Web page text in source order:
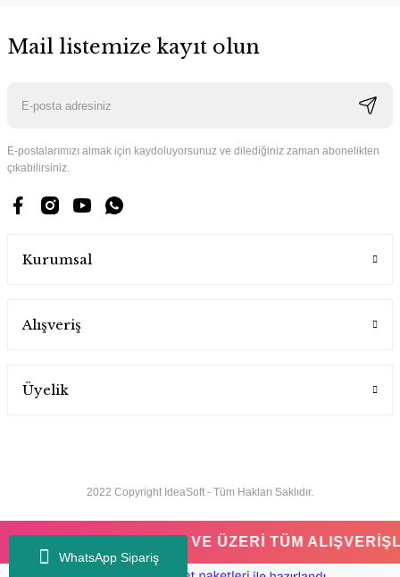
WhatsApp Sipariş
Mail listemize kayıt olun
E-postalarımızı almak için kaydoluyorsunuz ve dilediğiniz zaman abonelikten
çıkabilirsiniz.
Kurumsal
Alışveriş
Üyelik
2022 Copyright IdeaSoft - Tüm Hakları Saklıdır.
750 TL VE ÜZERİ TÜM